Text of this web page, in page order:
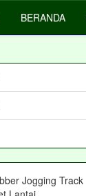
BERANDA